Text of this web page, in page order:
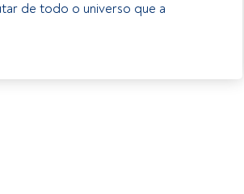
de todo o universo que a